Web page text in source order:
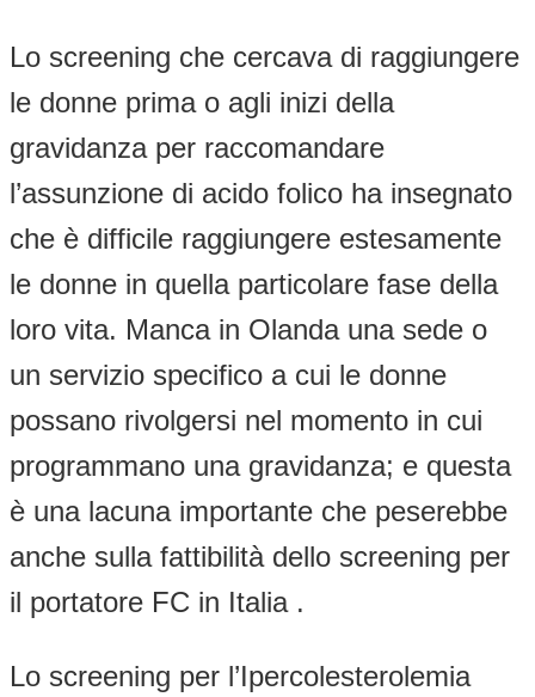
Lo screening che cercava di raggiungere
le donne prima o agli inizi della
gravidanza per raccomandare
l’assunzione di acido folico ha insegnato
che è difficile raggiungere estesamente
le donne in quella particolare fase della
loro vita. Manca in Olanda una sede o
un servizio specifico a cui le donne
possano rivolgersi nel momento in cui
programmano una gravidanza; e questa
è una lacuna importante che peserebbe
anche sulla fattibilità dello screening per
il portatore FC in Italia .
Lo screening per l’Ipercolesterolemia